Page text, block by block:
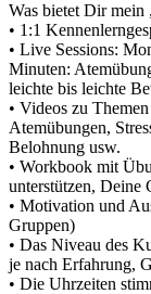
Was bietet Dir mein
• 1:1
• Live Sessions:
Minuten:
leichte bis leichte
• Videos zu
Atemübungen,
Belohnung usw.
• Workbook mit
unterstützen, Deine
• Motivation und
Gruppen)
• Das Niveau des
je nach Erfahrung,
• Die Uhrzeiten